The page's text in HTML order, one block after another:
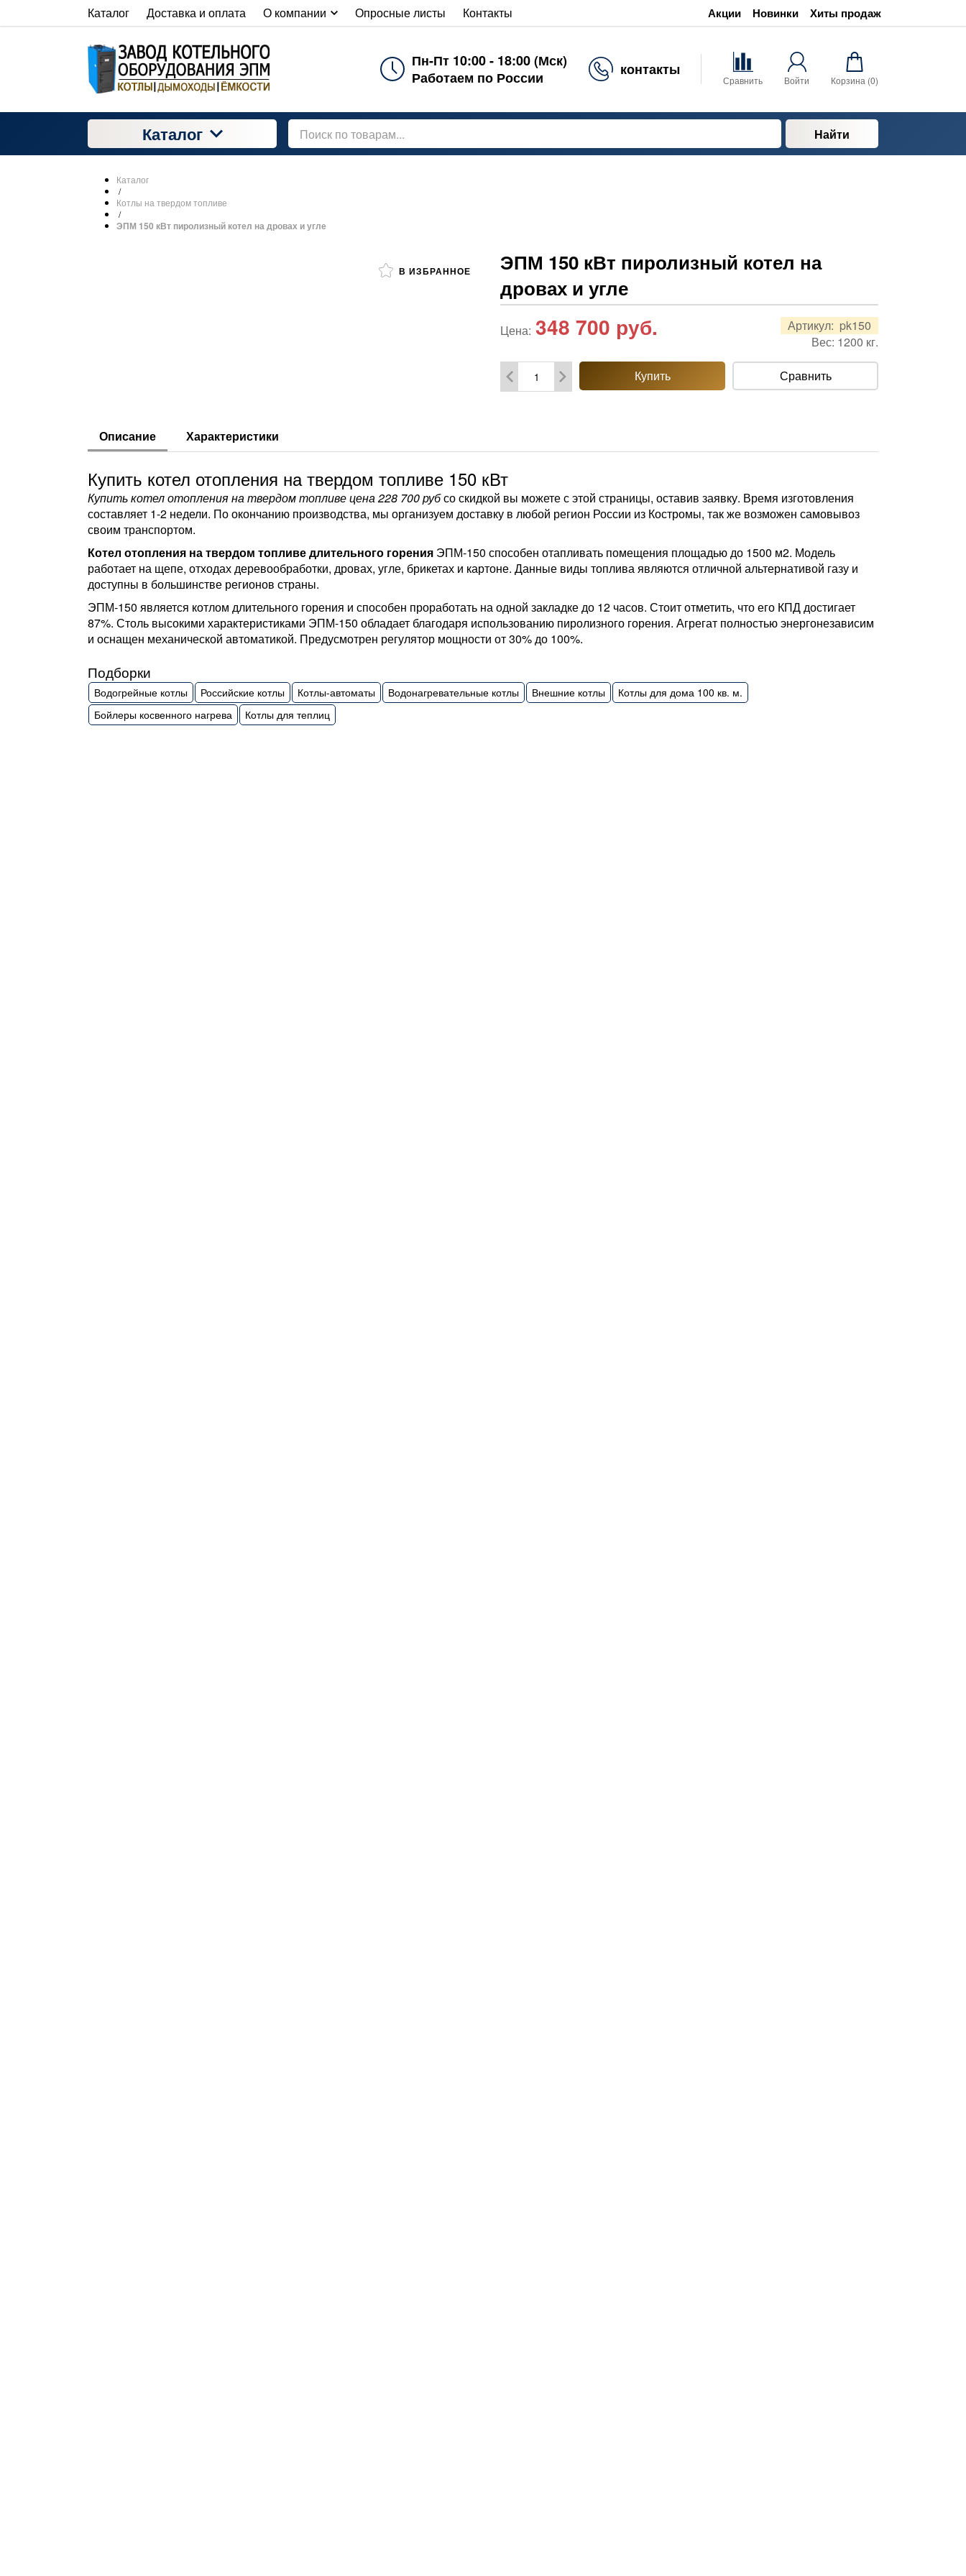
Каталог Доставка и оплата О компании Опросные листы Контакты Акции Новинки Хиты продаж
Пн-Пт 10:00 - 18:00 (Мск)
Работаем по России
контакты
Сравнить Войти Корзина (0)
Каталог Найти
Каталог
/
Котлы на твердом топливе
/
ЭПМ 150 кВт пиролизный котел на дровах и угле
В ИЗБРАННОЕ
ЭПМ 150 кВт пиролизный котел на
дровах и угле
Артикул: pk150
Вес: 1200 кг.
Цена: 348 700 руб.
Купить Сравнить
Описание Характеристики
Купить котел отопления на твердом топливе 150 кВт
Купить котел отопления на твердом топливе цена 228 700 рубсо скидкой вы можете с этой страницы, оставив заявку. Время изготовления
составляет 1-2 недели. По окончанию производства, мы организуем доставку в любой регион России из Костромы, так же возможен самовывоз
своим транспортом.
Котел отопления на твердом топливе длительного горения ЭПМ-150 способен отапливать помещения площадью до 1500 м2. Модель
работает на щепе, отходах деревообработки, дровах, угле, брикетах и картоне. Данные виды топлива являются отличной альтернативой газу и
доступны в большинстве регионов страны.
ЭПМ-150 является котлом длительного горения и способен проработать на одной закладке до 12 часов. Стоит отметить, что его КПД достигает
87%. Столь высокими характеристиками ЭПМ-150 обладает благодаря использованию пиролизного горения. Агрегат полностью энергонезависим
и оснащен механической автоматикой. Предусмотрен регулятор мощности от 30% до 100%.
Подборки
Водогрейные котлы Российские котлы Котлы-автоматы Водонагревательные котлы Внешние котлы
Котлы для дома 100 кв. м.
Бойлеры косвенного нагрева
Котлы для теплиц